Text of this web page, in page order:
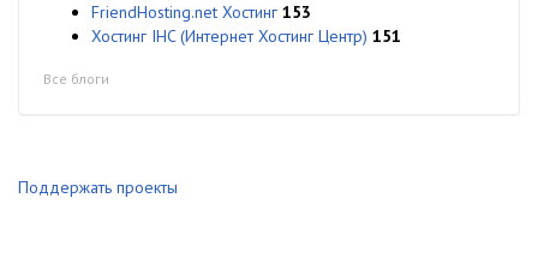
FriendHosting.net Хостинг 153
Хостинг IHC (Интернет Хостинг Центр) 151
Все блоги
Поддержать проекты